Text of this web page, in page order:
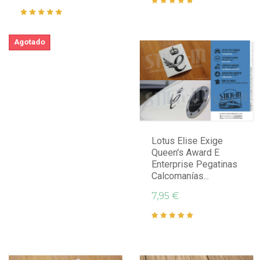
Agotado
Lotus Elise Exige
Queen's Award E
Enterprise Pegatinas
Calcomanías...
7,95 €